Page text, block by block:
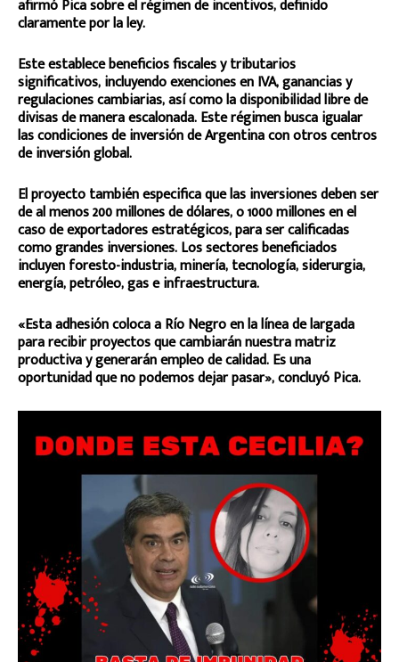
afirmó Pica sobre el régimen de incentivos, definido
claramente por la ley.
Este establece beneficios fiscales y tributarios
significativos, incluyendo exenciones en IVA, ganancias y
regulaciones cambiarias, así como la disponibilidad libre de
divisas de manera escalonada. Este régimen busca igualar
las condiciones de inversión de Argentina con otros centros
de inversión global.
El proyecto también especifica que las inversiones deben ser
de al menos 200 millones de dólares, o 1000 millones en el
caso de exportadores estratégicos, para ser calificadas
como grandes inversiones. Los sectores beneficiados
incluyen foresto-industria, minería, tecnología, siderurgia,
energía, petróleo, gas e infraestructura.
«Esta adhesión coloca a Río Negro en la línea de largada
para recibir proyectos que cambiarán nuestra matriz
productiva y generarán empleo de calidad. Es una
oportunidad que no podemos dejar pasar», concluyó Pica.